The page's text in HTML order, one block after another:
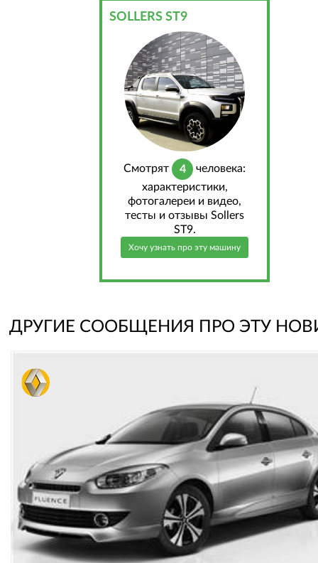
SOLLERS ST9
Cмотрят 4
человека:
характеристики,
фотогалереи и видео,
тесты и отзывы Sollers
ST9.
Хочу узнать про эту машину
ДРУГИЕ СООБЩЕНИЯ ПРО ЭТУ